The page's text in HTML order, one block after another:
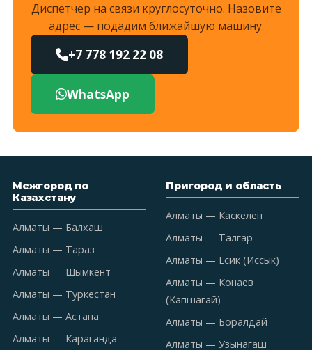
Диспетчер на связи круглосуточно. Назовите
адрес — подадим ближайшую машину.
+7 778 192 22 08
WhatsApp
Межгород по
Казахстану
Алматы — Балхаш
Алматы — Тараз
Алматы — Шымкент
Алматы — Туркестан
Алматы — Астана
Алматы — Караганда
Пригород и область
Алматы — Каскелен
Алматы — Талгар
Алматы — Есик (Иссык)
Алматы — Конаев
(Капшагай)
Алматы — Боралдай
Алматы — Узынагаш